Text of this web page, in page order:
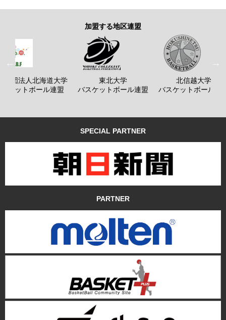
加盟する地区連盟
社団法人北海道大学
ケットボール連盟
東北大学
バスケットボール連盟
北信越大学
バスケットボール連
SPECIAL PARTNER
PARTNER